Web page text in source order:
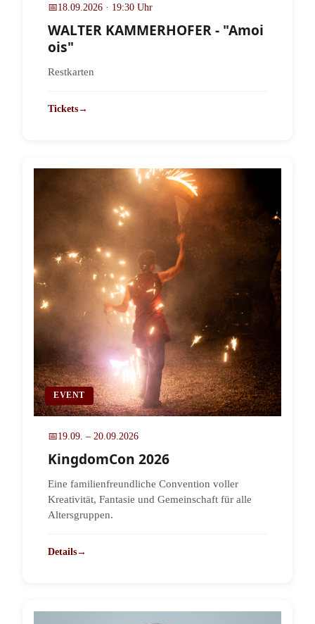
📅18.09.2026 · 19:30 Uhr
WALTER KAMMERHOFER - "Amoi
ois"
Restkarten
Tickets→
EVENT
📅19.09. – 20.09.2026
KingdomCon 2026
Eine familienfreundliche Convention voller
Kreativität, Fantasie und Gemeinschaft für alle
Altersgruppen.
Details→